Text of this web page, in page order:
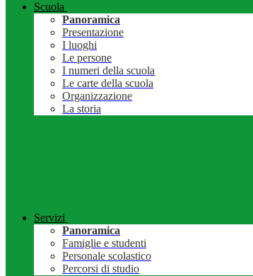
Scuola
Panoramica
Presentazione
I luoghi
Le persone
I numeri della scuola
Le carte della scuola
Organizzazione
La storia
Servizi
Panoramica
Famiglie e studenti
Personale scolastico
Percorsi di studio